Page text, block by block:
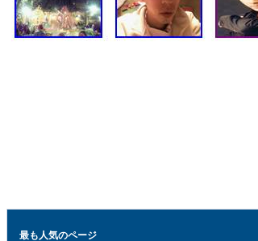
最も人気のページ